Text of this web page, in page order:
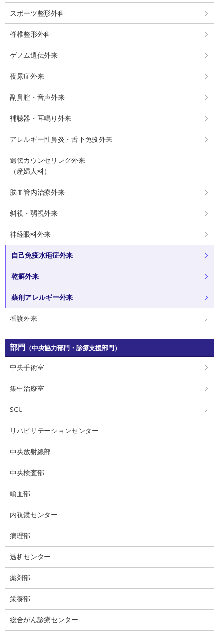
スポーツ整形外科
脊椎整形外科
ゲノム遺伝外来
夜尿症外来
副鼻腔・音声外来
補聴器・耳鳴り外来
アレルギー性鼻炎・舌下免疫外来
遺伝カウンセリング外来
（産婦人科）
脳血管内治療外来
斜視・弱視外来
神経眼科外来
自己免疫水疱症外来
乾癬外来
薬剤アレルギー外来
看護外来
部門 （中央協力部門・診療支援部門）
中央手術室
集中治療室
SCU
リハビリテーションセンター
中央放射線部
中央検査部
輸血部
内視鏡センター
病理部
透析センター
薬剤部
栄養部
総合がん診療センター